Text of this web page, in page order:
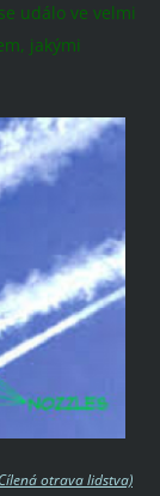
událo ve velmi
jakými
Cílená otrava lidstva)